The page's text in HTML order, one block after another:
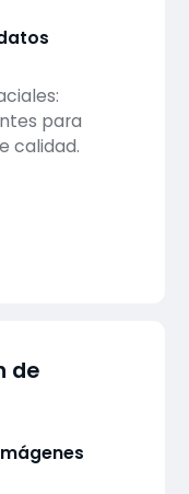
para
calidad.
de